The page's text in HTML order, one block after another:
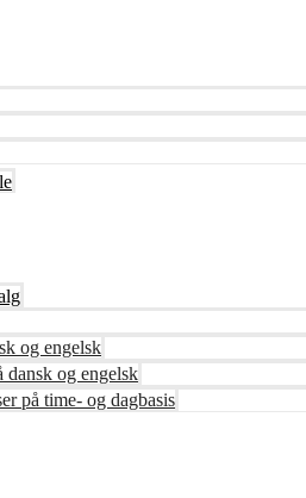
og engelsk
dansk og engelsk
på time- og dagbasis